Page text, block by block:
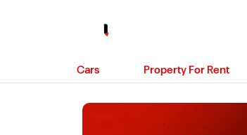
Cars Property For Rent